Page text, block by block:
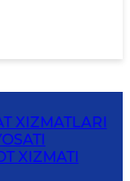
XIZMATLARI
XIZMATI